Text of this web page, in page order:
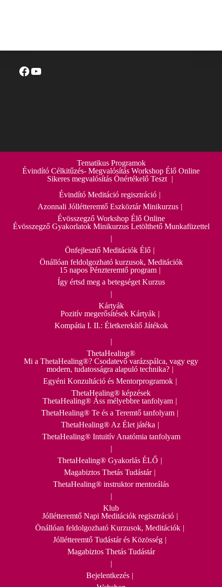
Tematikus Programok
Évindító Célkitűzés- Megvalósítás Workshop Élő Online
Sikeres megvalósítás Önértékelő Teszt
Évindító Meditáció regisztráció
Azonnali Jóllétteremtő Eszköztár Minikurzus
Évösszegző Workshop Élő Online
Évösszegző Gyakorlatok Minikurzus Letölthető Munkafüzettel
Önfejlesztő Meditációk Élő
Önállóan feldolgozható kurzusok, Meditációk
15 napos Pénzteremtő program
Így értsd meg a betegséget Kurzus
Kártyák
Pozitív megerősítések Kártyák
Kompátia I. II.: Életkerekítő Játékok
ThetaHealing®
Mi a ThetaHealing®? Csodatevő varázspálca, vagy egy
modern, tudatosságra alapuló technika?
Egyéni Konzultáció és Mentorprogramok
ThetaHealing® képzések
ThetaHealing® Áss mélyebbre tanfolyam
ThetaHealing® Te és a Teremtő tanfolyam
ThetaHealing® Az Élet játéka
ThetaHealing® Intuitív Anatómia tanfolyam
ThetaHealing® Gyakorlás ÉLŐ
Magabiztos Thetás Tudástár
ThetaHealing® instruktor mentorálás
Klub
Jóllétteremtő Napi Meditációk regisztráció
Önállóan feldolgozható Kurzusok, Meditációk
Jóllétteremtő Tudástár és Közösség
Magabiztos Thetás Tudástár
Bejelentkezés